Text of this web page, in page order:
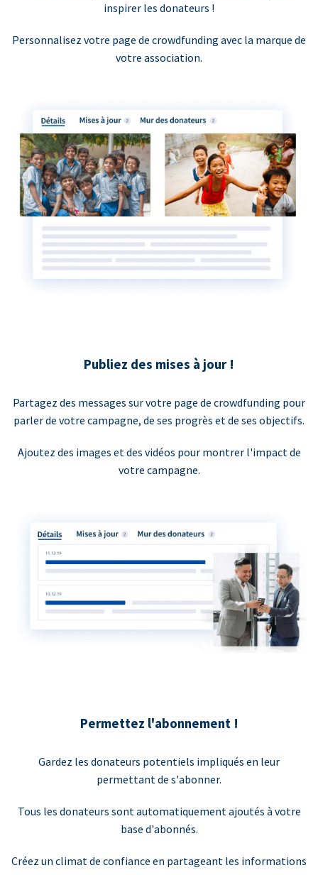
inspirer les donateurs !
Personnalisez votre page de crowdfunding avec la marque de
votre association.
Publiez des mises à jour !
Partagez des messages sur votre page de crowdfunding pour
parler de votre campagne, de ses progrès et de ses objectifs.
Ajoutez des images et des vidéos pour montrer l'impact de
votre campagne.
Permettez l'abonnement !
Gardez les donateurs potentiels impliqués en leur
permettant de s'abonner.
Tous les donateurs sont automatiquement ajoutés à votre
base d'abonnés.
Créez un climat de confiance en partageant les informations